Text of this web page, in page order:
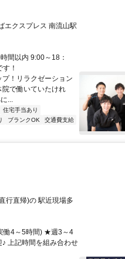
エクスプレス 南流山駅
間以内 9:00～18：
！
！リラクゼーション
で働いていたけれ
...
住宅手当あり
ブランクOK
交通費支給
行直帰)の 駅近現場多
働4～5時間) ★週3～4
上記時間を組み合わせ